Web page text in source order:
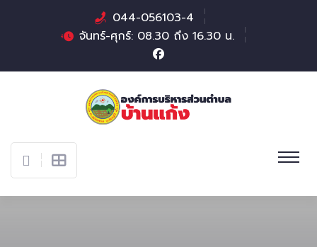
044-056103-4
จันทร์-ศุกร์: 08.30 ถึง 16.30 น.